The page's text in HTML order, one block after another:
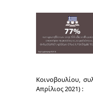
Κοινοβουλίου,
Απρίλιος 2021) :